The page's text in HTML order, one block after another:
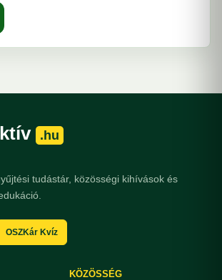
.hu
tudástár, közösségi kihívások és
OSZKár Kvíz
KÖZÖSSÉG